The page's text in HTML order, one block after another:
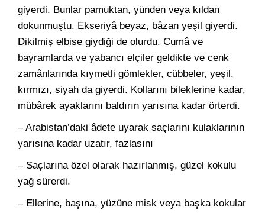
giyerdi. Bunlar pamuktan, yünden veya kıldan
dokunmuştu. Ekseriyâ beyaz, bâzan yeşil giyerdi.
Dikilmiş elbise giydiği de olurdu. Cumâ ve
bayramlarda ve yabancı elçiler geldikte ve cenk
zamânlarında kıymetli gömlekler, cübbeler, yeşil,
kırmızı, siyah da giyerdi. Kollarını bileklerine kadar,
mübârek ayaklarını baldırın yarısına kadar örterdi.
– Arabistan’daki âdete uyarak saçlarını kulaklarının
yarısına kadar uzatır, fazlasını
– Saçlarına özel olarak hazırlanmış, güzel kokulu
yağ sürerdi.
– Ellerine, başına, yüzüne misk veya başka kokular